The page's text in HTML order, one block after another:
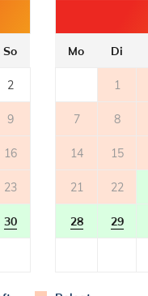
So
2
9
16
23
30
Mo Di
1
7 8
14 15
21 22
28 29